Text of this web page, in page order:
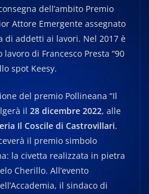
dell’ambito Premio
Attore Emergente assegnato
di addetti ai lavori. Nel 2017 è
di Francesco Presta “90
spot Keesy.
del premio Pollineana “Il
il 28 dicembre 2022, alle
Il Coscile di Castrovillari.
il premio simbolo
la civetta realizzata in pietra
Cherillo. All’evento
il sindaco di